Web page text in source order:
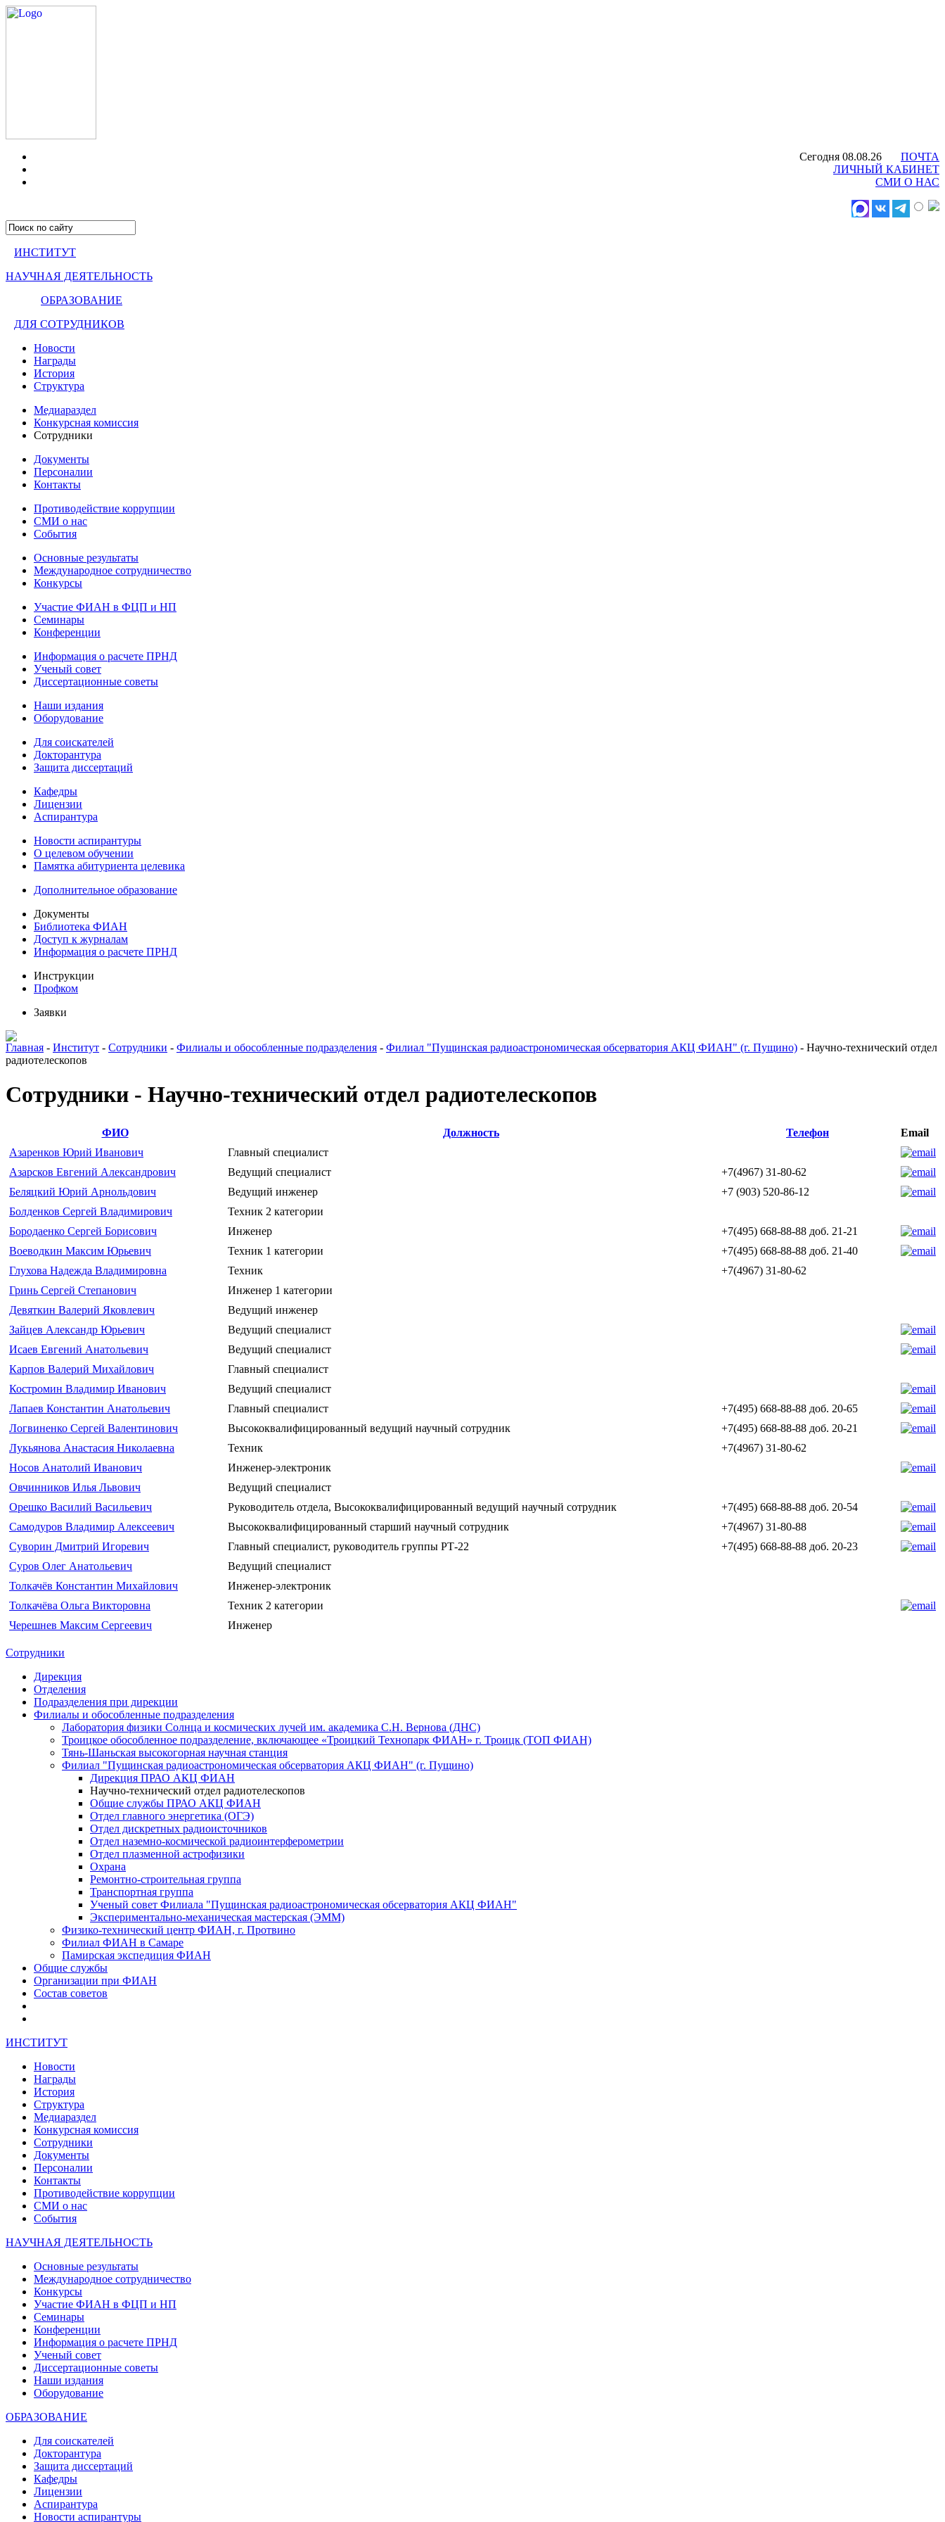
Сегодня 08.08.26
ПОЧТА
ЛИЧНЫЙ КАБИНЕТ
СМИ О НАС
ИНСТИТУТ
НАУЧНАЯ ДЕЯТЕЛЬНОСТЬ
ОБРАЗОВАНИЕ
ДЛЯ СОТРУДНИКОВ
Новости
Награды
История
Структура
Медиараздел
Конкурсная комиссия
Сотрудники
Документы
Персоналии
Контакты
Противодействие коррупции
СМИ о нас
События
Основные результаты
Международное сотрудничество
Конкурсы
Участие ФИАН в ФЦП и НП
Семинары
Конференции
Информация о расчете ПРНД
Ученый совет
Диссертационные советы
Наши издания
Оборудование
Для соискателей
Докторантура
Защита диссертаций
Кафедры
Лицензии
Аспирантура
Новости аспирантуры
О целевом обучении
Памятка абитуриента целевика
Дополнительное образование
Документы
Библиотека ФИАН
Доступ к журналам
Информация о расчете ПРНД
Инструкции
Профком
Заявки
Главная - Институт - Сотрудники - Филиалы и обособленные подразделения - Филиал "Пущинская радиоастрономическая обсерватория АКЦ ФИАН" (г. Пущино) - Научно-технический отдел
радиотелескопов
Сотрудники - Научно-технический отдел радиотелескопов
ФИО Должность Телефон
Email
Азаренков Юрий Иванович
Главный специалист
Азарсков Евгений Александрович
Ведущий специалист
+7(4967) 31-80-62
Беляцкий Юрий Арнольдович
Ведущий инженер
+7 (903) 520-86-12
Болденков Сергей Владимирович
Техник 2 категории
Бородаенко Сергей Борисович
Инженер
+7(495) 668-88-88 доб. 21-21
Воеводкин Максим Юрьевич
Техник 1 категории
+7(495) 668-88-88 доб. 21-40
Глухова Надежда Владимировна
Техник
+7(4967) 31-80-62
Гринь Сергей Степанович
Инженер 1 категории
Девяткин Валерий Яковлевич
Ведущий инженер
Зайцев Александр Юрьевич
Ведущий специалист
Исаев Евгений Анатольевич
Ведущий специалист
Карпов Валерий Михайлович
Главный специалист
Костромин Владимир Иванович
Ведущий специалист
Лапаев Константин Анатольевич
Главный специалист
+7(495) 668-88-88 доб. 20-65
Логвиненко Сергей Валентинович
Высококвалифицированный ведущий научный сотрудник
+7(495) 668-88-88 доб. 20-21
Лукьянова Анастасия Николаевна
Техник
+7(4967) 31-80-62
Носов Анатолий Иванович
Инженер-электроник
Овчинников Илья Львович
Ведущий специалист
Орешко Василий Васильевич
Руководитель отдела, Высококвалифицированный ведущий научный сотрудник
+7(495) 668-88-88 доб. 20-54
Самодуров Владимир Алексеевич
Высококвалифицированный старший научный сотрудник
+7(4967) 31-80-88
Суворин Дмитрий Игоревич
Главный специалист, руководитель группы РТ-22
+7(495) 668-88-88 доб. 20-23
Суров Олег Анатольевич
Ведущий специалист
Толкачёв Константин Михайлович
Инженер-электроник
Толкачёва Ольга Викторовна
Техник 2 категории
Черешнев Максим Сергеевич
Инженер
Сотрудники
Дирекция
Отделения
Подразделения при дирекции
Филиалы и обособленные подразделения
Лаборатория физики Солнца и космических лучей им. академика С.Н. Вернова (ДНС)
Троицкое обособленное подразделение, включающее «Троицкий Технопарк ФИАН» г. Троицк (ТОП ФИАН)
Тянь-Шаньская высокогорная научная станция
Филиал "Пущинская радиоастрономическая обсерватория АКЦ ФИАН" (г. Пущино)
Дирекция ПРАО АКЦ ФИАН
Научно-технический отдел радиотелескопов
Общие службы ПРАО АКЦ ФИАН
Отдел главного энергетика (ОГЭ)
Отдел дискретных радиоисточников
Отдел наземно-космической радиоинтерферометрии
Отдел плазменной астрофизики
Охрана
Ремонтно-строительная группа
Транспортная группа
Ученый совет Филиала "Пущинская радиоастрономическая обсерватория АКЦ ФИАН"
Экспериментально-механическая мастерская (ЭММ)
Физико-технический центр ФИАН, г. Протвино
Филиал ФИАН в Самаре
Памирская экспедиция ФИАН
Общие службы
Организации при ФИАН
Состав советов
ИНСТИТУТ
Новости
Награды
История
Структура
Медиараздел
Конкурсная комиссия
Сотрудники
Документы
Персоналии
Контакты
Противодействие коррупции
СМИ о нас
События
НАУЧНАЯ ДЕЯТЕЛЬНОСТЬ
Основные результаты
Международное сотрудничество
Конкурсы
Участие ФИАН в ФЦП и НП
Семинары
Конференции
Информация о расчете ПРНД
Ученый совет
Диссертационные советы
Наши издания
Оборудование
ОБРАЗОВАНИЕ
Для соискателей
Докторантура
Защита диссертаций
Кафедры
Лицензии
Аспирантура
Новости аспирантуры